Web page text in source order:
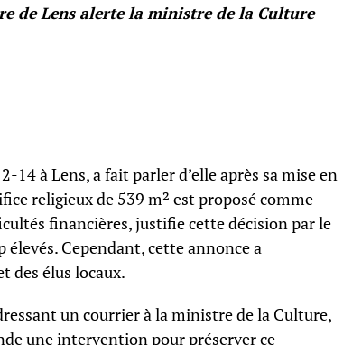
de Lens alerte la ministre de la Culture
14 à Lens, a fait parler d’elle après sa mise en
religieux de 539 m² est proposé comme
financières, justifie cette décision par le
Cependant, cette annonce a
des élus locaux.
un courrier à la ministre de la Culture,
une intervention pour préserver ce